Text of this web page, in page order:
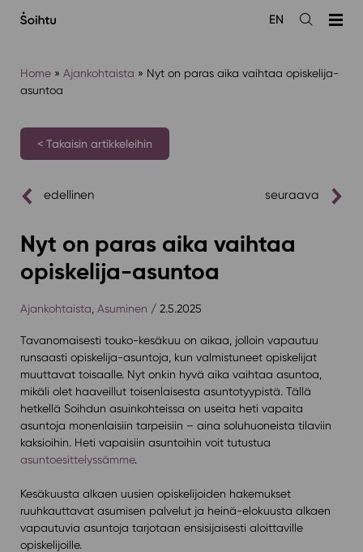
sisältöön
Avaa
EN
Home» Ajankohtaista » Nyt on paras aika vaihtaa opiskelija-
asuntoa
< Takaisin artikkeleihin
edellinen seuraava
Nyt on paras aika vaihtaa
opiskelija-asuntoa
Ajankohtaista Asuminen / 2.5.2025
Tavanomaisesti touko-kesäkuu on aikaa, jolloin vapautuu
runsaasti opiskelija-asuntoja, kun valmistuneet opiskelijat
muuttavat toisaalle. Nyt onkin hyvä aika vaihtaa asuntoa,
mikäli olet haaveillut toisenlaisesta asuntotyypistä. Tällä
hetkellä Soihdun asuinkohteissa on useita heti vapaita
asuntoja monenlaisiin tarpeisiin – aina soluhuoneista tilaviin
kaksioihin. Heti vapaisiin asuntoihin voit tutustua
asuntoesittelyssämme.
Kesäkuusta alkaen uusien opiskelijoiden hakemukset
ruuhkauttavat asumisen palvelut ja heinä-elokuusta alkaen
vapautuvia asuntoja tarjotaan ensisijaisesti aloittaville
opiskelijoille.